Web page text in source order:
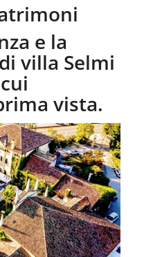
e la
villa Selmi
vista.